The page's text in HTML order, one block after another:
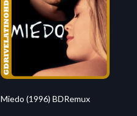
Miedo (1996) BDRemux